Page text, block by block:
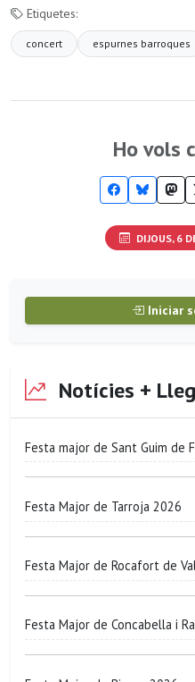
Etiquetes:
concert espurnes barroques
Ho vols
DIJOUS, 6
Iniciar
Notícies +
Festa major de Sant Guim de
Festa Major de Tarroja 2026
Festa Major de Rocafort de
Festa Major de Concabella i